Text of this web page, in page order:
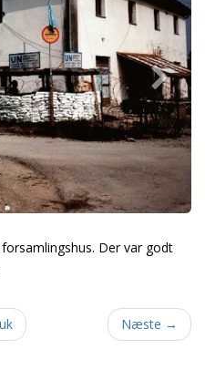
Der var godt
Næste →